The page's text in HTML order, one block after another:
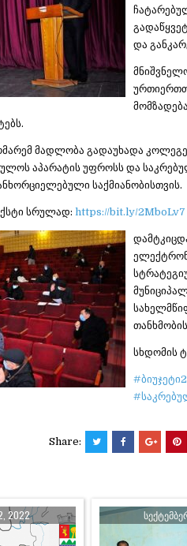
და
მადლობა გადაუხადა
აპარატის უფროსს და
საქმიანობისთვის.
სრულად:https://bit.ly/2MboLv7
თანხმობის
სხდომის
Share:
2022